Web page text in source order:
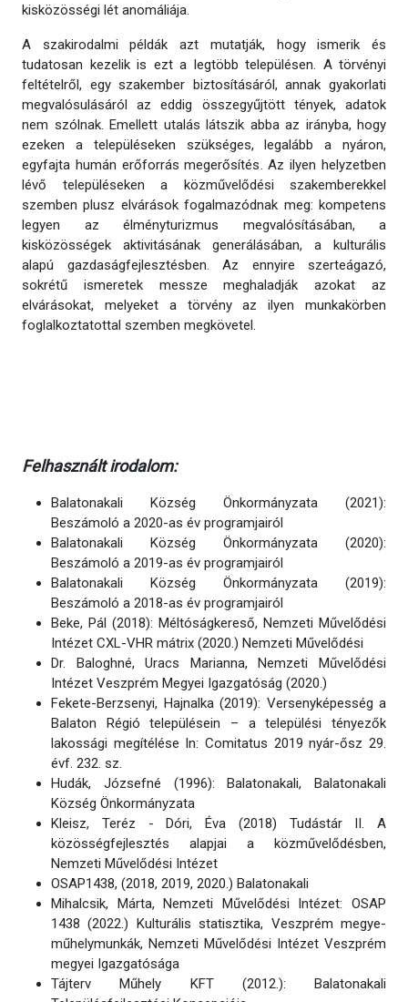
kisközösségi lét anomáliája.
A szakirodalmi példák azt mutatják, hogy ismerik és
tudatosan kezelik is ezt a legtöbb településen. A törvényi
feltételről, egy szakember biztosításáról, annak gyakorlati
megvalósulásáról az eddig összegyűjtött tények, adatok
nem szólnak. Emellett utalás látszik abba az irányba, hogy
ezeken a településeken szükséges, legalább a nyáron,
egyfajta humán erőforrás megerősítés. Az ilyen helyzetben
lévő településeken a közművelődési szakemberekkel
szemben plusz elvárások fogalmazódnak meg: kompetens
legyen az élményturizmus megvalósításában, a
kisközösségek aktivitásának generálásában, a kulturális
alapú gazdaságfejlesztésben. Az ennyire szerteágazó,
sokrétű ismeretek messze meghaladják azokat az
elvárásokat, melyeket a törvény az ilyen munkakörben
foglalkoztatottal szemben megkövetel.
Felhasznált irodalom:
Balatonakali Község Önkormányzata (2021):
Beszámoló a 2020-as év programjairól
Balatonakali Község Önkormányzata (2020):
Beszámoló a 2019-as év programjairól
Balatonakali Község Önkormányzata (2019):
Beszámoló a 2018-as év programjairól
Beke, Pál (2018): Méltóságkereső, Nemzeti Művelődési
Intézet CXL-VHR mátrix (2020.) Nemzeti Művelődési
Dr. Baloghné, Uracs Marianna, Nemzeti Művelődési
Intézet Veszprém Megyei Igazgatóság (2020.)
Fekete-Berzsenyi, Hajnalka (2019): Versenyképesség a
Balaton Régió településein – a települési tényezők
lakossági megítélése In: Comitatus 2019 nyár-ősz 29.
évf. 232. sz.
Hudák, Józsefné (1996): Balatonakali, Balatonakali
Község Önkormányzata
Kleisz, Teréz - Dóri, Éva (2018) Tudástár II. A
közösségfejlesztés alapjai a közművelődésben,
Nemzeti Művelődési Intézet
OSAP1438, (2018, 2019, 2020.) Balatonakali
Mihalcsik, Márta, Nemzeti Művelődési Intézet: OSAP
1438 (2022.) Kulturális statisztika, Veszprém megye-
műhelymunkák, Nemzeti Művelődési Intézet Veszprém
megyei Igazgatósága
Tájterv Műhely KFT (2012.): Balatonakali